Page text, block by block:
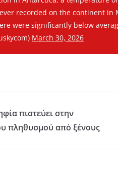
recorded on the continent
were significantly below
March 30, 2026
πιστεύει στην
πληθυσμού από ξένους